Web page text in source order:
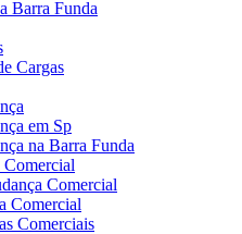
Barra Funda
Cargas
em Sp
na Barra Funda
Comercial
Comercial
Comercial
Comerciais